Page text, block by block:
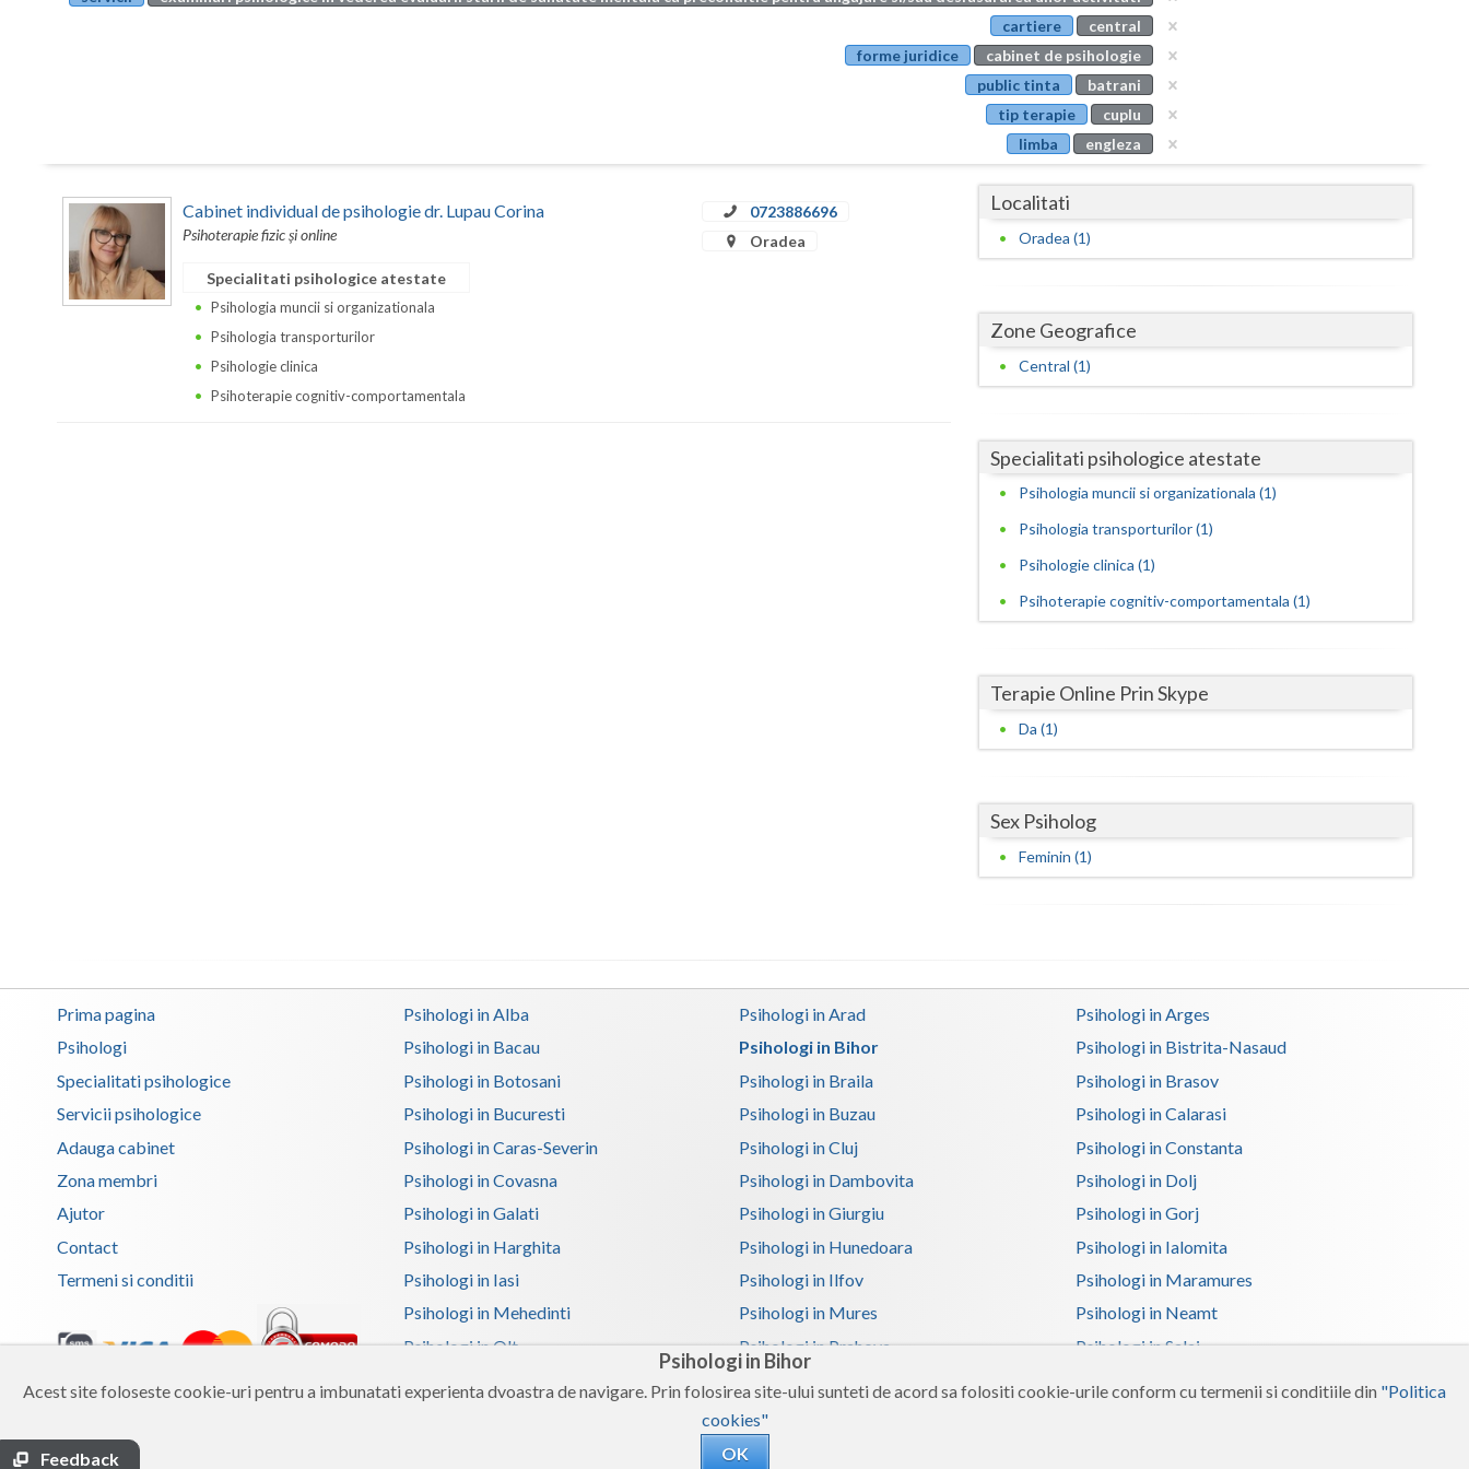
Psihologi in Bihor
Acest site foloseste cookie-uri pentru a imbunatati experienta dvoastra de navigare. Prin folosirea site-ului sunteti de acord sa folositi cookie-urile conform cu termenii si conditiile din "Politica
cookies"
OK
Buzau
Calarasi
Caras-Severin
Cluj
Constanta
Gorj
Harghita
Hunedoara
Iasi
Maramures
Mehedinti
Mures
Neamt
Satu-Mare
Sibiu
Suceava
Teleorman
Timis
Tulcea
Valcea
Vaslui
cartiere
central
forme juridice
cabinet de psihologie
public tinta
batrani
tip terapie
cuplu
limba
engleza
Cabinet individual de psihologie dr. Lupau Corina
Psihoterapie fizic și online
0723886696
Oradea
Specialitati psihologice atestate
Psihologia muncii si organizationala
Psihologia transporturilor
Psihologie clinica
Psihoterapie cognitiv-comportamentala
Localitati
Oradea (1)
Zone Geografice
Central (1)
Specialitati psihologice atestate
Psihologia muncii si organizationala (1)
Psihologia transporturilor (1)
Psihologie clinica (1)
Psihoterapie cognitiv-comportamentala (1)
Terapie Online Prin Skype
Da (1)
Sex Psiholog
Feminin (1)
Feedback
Prima pagina
Psihologi
Specialitati psihologice
Servicii psihologice
Adauga cabinet
Zona membri
Ajutor
Contact
Termeni si conditii
Copyright 2026 Reframing SRL
Built from scratch with
Psihologi in Alba Psihologi in Arad
Psihologi in Arges
Psihologi in Bacau
Psihologi in Bihor
Psihologi in Bistrita-Nasaud
Psihologi in Botosani
Psihologi in Braila
Psihologi in Brasov
Psihologi in Bucuresti
Psihologi in Buzau
Psihologi in Calarasi
Psihologi in Caras-Severin
Psihologi in Cluj
Psihologi in Constanta
Psihologi in Covasna
Psihologi in Dambovita
Psihologi in Dolj
Psihologi in Galati
Psihologi in Giurgiu
Psihologi in Gorj
Psihologi in Harghita
Psihologi in Hunedoara
Psihologi in Ialomita
Psihologi in Iasi
Psihologi in Ilfov
Psihologi in Maramures
Psihologi in Mehedinti
Psihologi in Mures
Psihologi in Neamt
Psihologi in Olt
Psihologi in Prahova
Psihologi in Salaj
Psihologi in Timis
Psihologi in Vaslui